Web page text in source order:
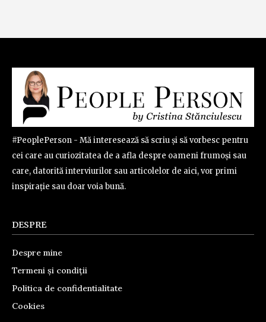
#PeoplePerson - Mă interesează să scriu și să vorbesc pentru
cei care au curiozitatea de a afla despre oameni frumoși sau
care, datorită interviurilor sau articolelor de aici, vor primi
inspirație sau doar voia bună.
DESPRE
Despre mine
Termeni și condiții
Politica de confidentialitate
Cookies